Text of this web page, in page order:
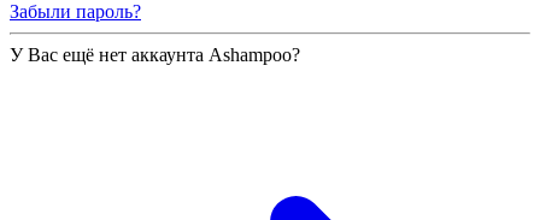
Забыли пароль?
У Вас ещё нет аккаунта Ashampoo?